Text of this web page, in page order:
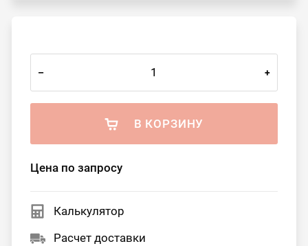
– +
В КОРЗИНУ
Цена по запросу
Калькулятор
Расчет доставки